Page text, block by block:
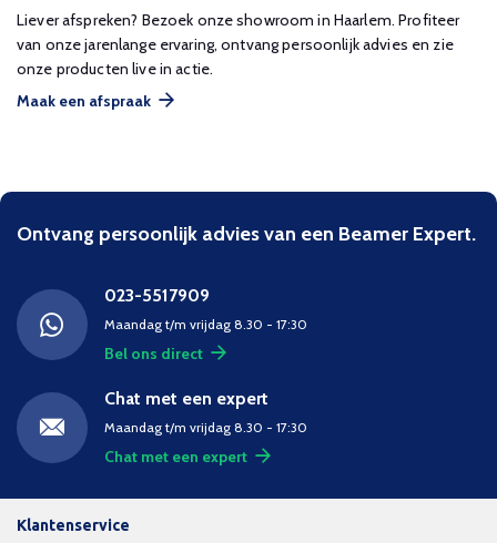
Liever afspreken? Bezoek onze showroom in Haarlem. Profiteer
van onze jarenlange ervaring, ontvang persoonlijk advies en zie
onze producten live in actie.
Maak een afspraak
Ontvang persoonlijk advies van een Beamer Expert.
023-5517909
Maandag t/m vrijdag 8.30 - 17:30
Bel ons direct
Chat met een expert
Maandag t/m vrijdag 8.30 - 17:30
Chat met een expert
Klantenservice